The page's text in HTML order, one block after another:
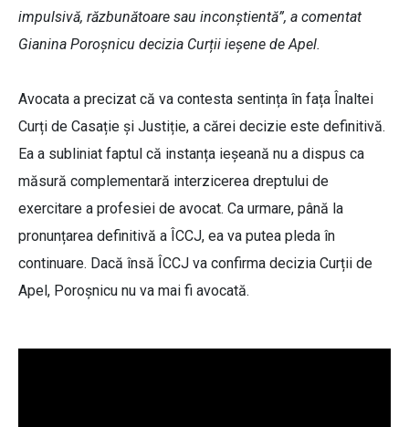
impulsivă, răzbunătoare sau inconștientă”, a comentat
Gianina Poroșnicu decizia Curții ieșene de Apel.
Avocata a precizat că va contesta sentința în fața Înaltei
Curți de Casație și Justiție, a cărei decizie este definitivă.
Ea a subliniat faptul că instanța ieșeană nu a dispus ca
măsură complementară interzicerea dreptului de
exercitare a profesiei de avocat. Ca urmare, până la
pronunțarea definitivă a ÎCCJ, ea va putea pleda în
continuare. Dacă însă ÎCCJ va confirma decizia Curții de
Apel, Poroșnicu nu va mai fi avocată.